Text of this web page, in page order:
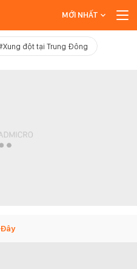
MỚI NHẤT
đột tại Trung Đông